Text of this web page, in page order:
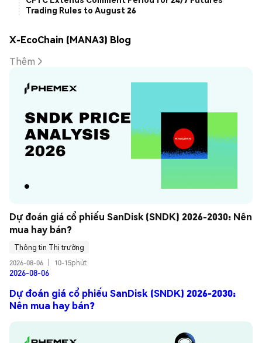
Trading Rules to August 26
X-EcoChain (MANA3) Blog
Thêm
Dự đoán giá cổ phiếu SanDisk (SNDK) 2026-2030: Nên
mua hay bán?
Thông tin Thị trường
2026-08-06
10-15phút
2026-08-06
Dự đoán giá cổ phiếu SanDisk (SNDK) 2026-2030:
Nên mua hay bán?